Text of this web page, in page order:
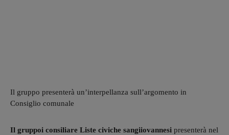
Il gruppo presenterà un’interpellanza sull’argomento in
Consiglio comunale
Il gruppoi consiliare Liste civiche sangiiovannesi presenterà nel